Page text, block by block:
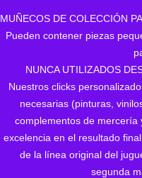
MUÑECOS DE COLECCIÓN
Pueden contener piezas
NUNCA UTILIZADOS
Nuestros clicks
necesarias (pinturas,
complementos de mercería
excelencia en el resultado
de la línea original del
segunda